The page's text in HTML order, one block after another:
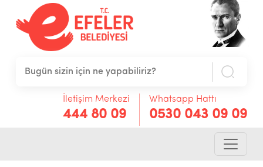
İletişim Merkezi
444 80 09
Whatsapp Hattı
0530 043 09 09